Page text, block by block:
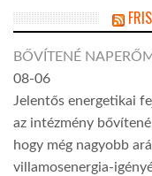
BŐVÍTENÉ
08-06
Jelentős energetikai
az intézmény
hogy még nagyobb
villamosenergia-